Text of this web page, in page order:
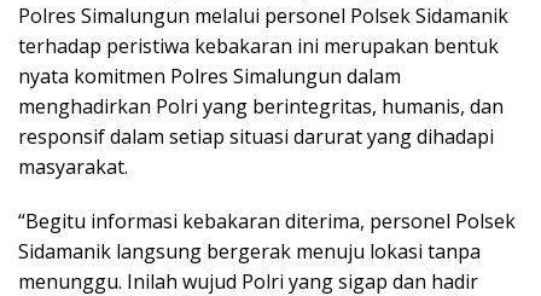
Polres Simalungun melalui personel Polsek Sidamanik
terhadap peristiwa kebakaran ini merupakan bentuk
nyata komitmen Polres Simalungun dalam
menghadirkan Polri yang berintegritas, humanis, dan
responsif dalam setiap situasi darurat yang dihadapi
masyarakat.
“Begitu informasi kebakaran diterima, personel Polsek
Sidamanik langsung bergerak menuju lokasi tanpa
menunggu. Inilah wujud Polri yang sigap dan hadir